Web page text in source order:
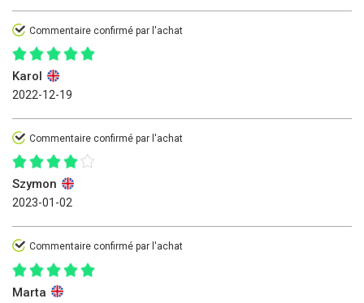
Commentaire confirmé par l'achat
Karol
2022-12-19
Commentaire confirmé par l'achat
Szymon
2023-01-02
Commentaire confirmé par l'achat
Marta